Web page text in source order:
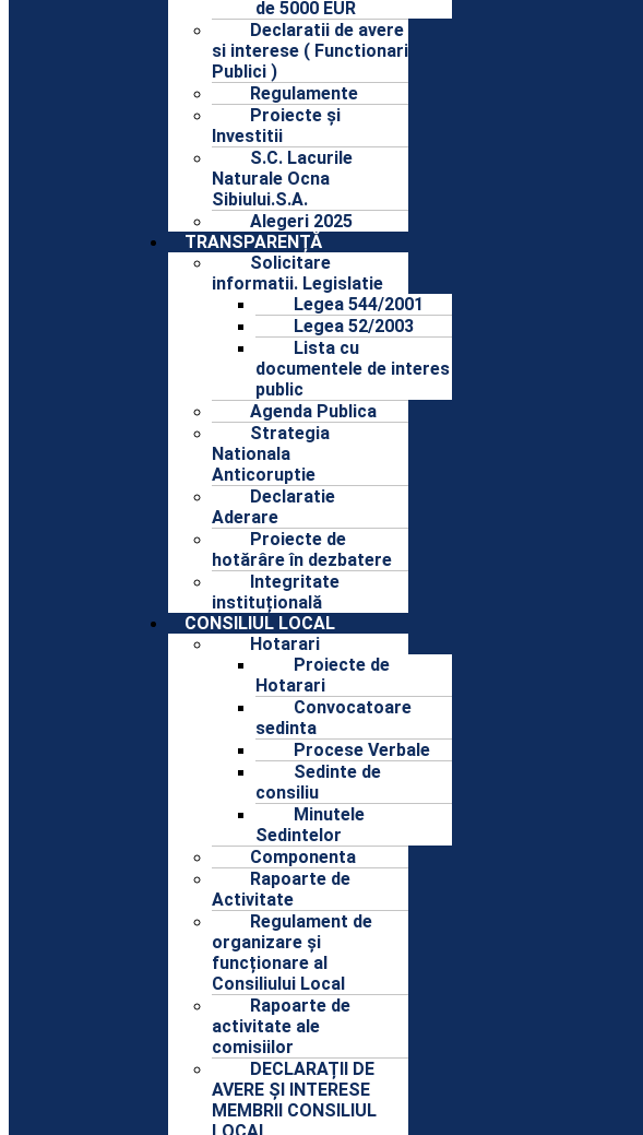
de 5000 EUR
Declaratii de avere
si interese ( Functionari
Publici )
Regulamente
Proiecte și
Investitii
S.C. Lacurile
Naturale Ocna
Sibiului.S.A.
Alegeri 2025
TRANSPARENȚĂ
Solicitare
informatii. Legislatie
Legea 544/2001
Legea 52/2003
Lista cu
documentele de interes
public
Agenda Publica
Strategia
Nationala
Anticoruptie
Declaratie
Aderare
Proiecte de
hotărâre în dezbatere
Integritate
instituțională
CONSILIUL LOCAL
Hotarari
Proiecte de
Hotarari
Convocatoare
sedinta
Procese Verbale
Sedinte de
consiliu
Minutele
Sedintelor
Componenta
Rapoarte de
Activitate
Regulament de
organizare și
funcționare al
Consiliului Local
Rapoarte de
activitate ale
comisiilor
DECLARAȚII DE
AVERE ȘI INTERESE
MEMBRII CONSILIUL